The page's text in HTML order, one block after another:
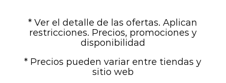
* Ver el detalle de las ofertas. Aplican
restricciones. Precios, promociones y
disponibilidad
* Precios pueden variar entre tiendas y
sitio web